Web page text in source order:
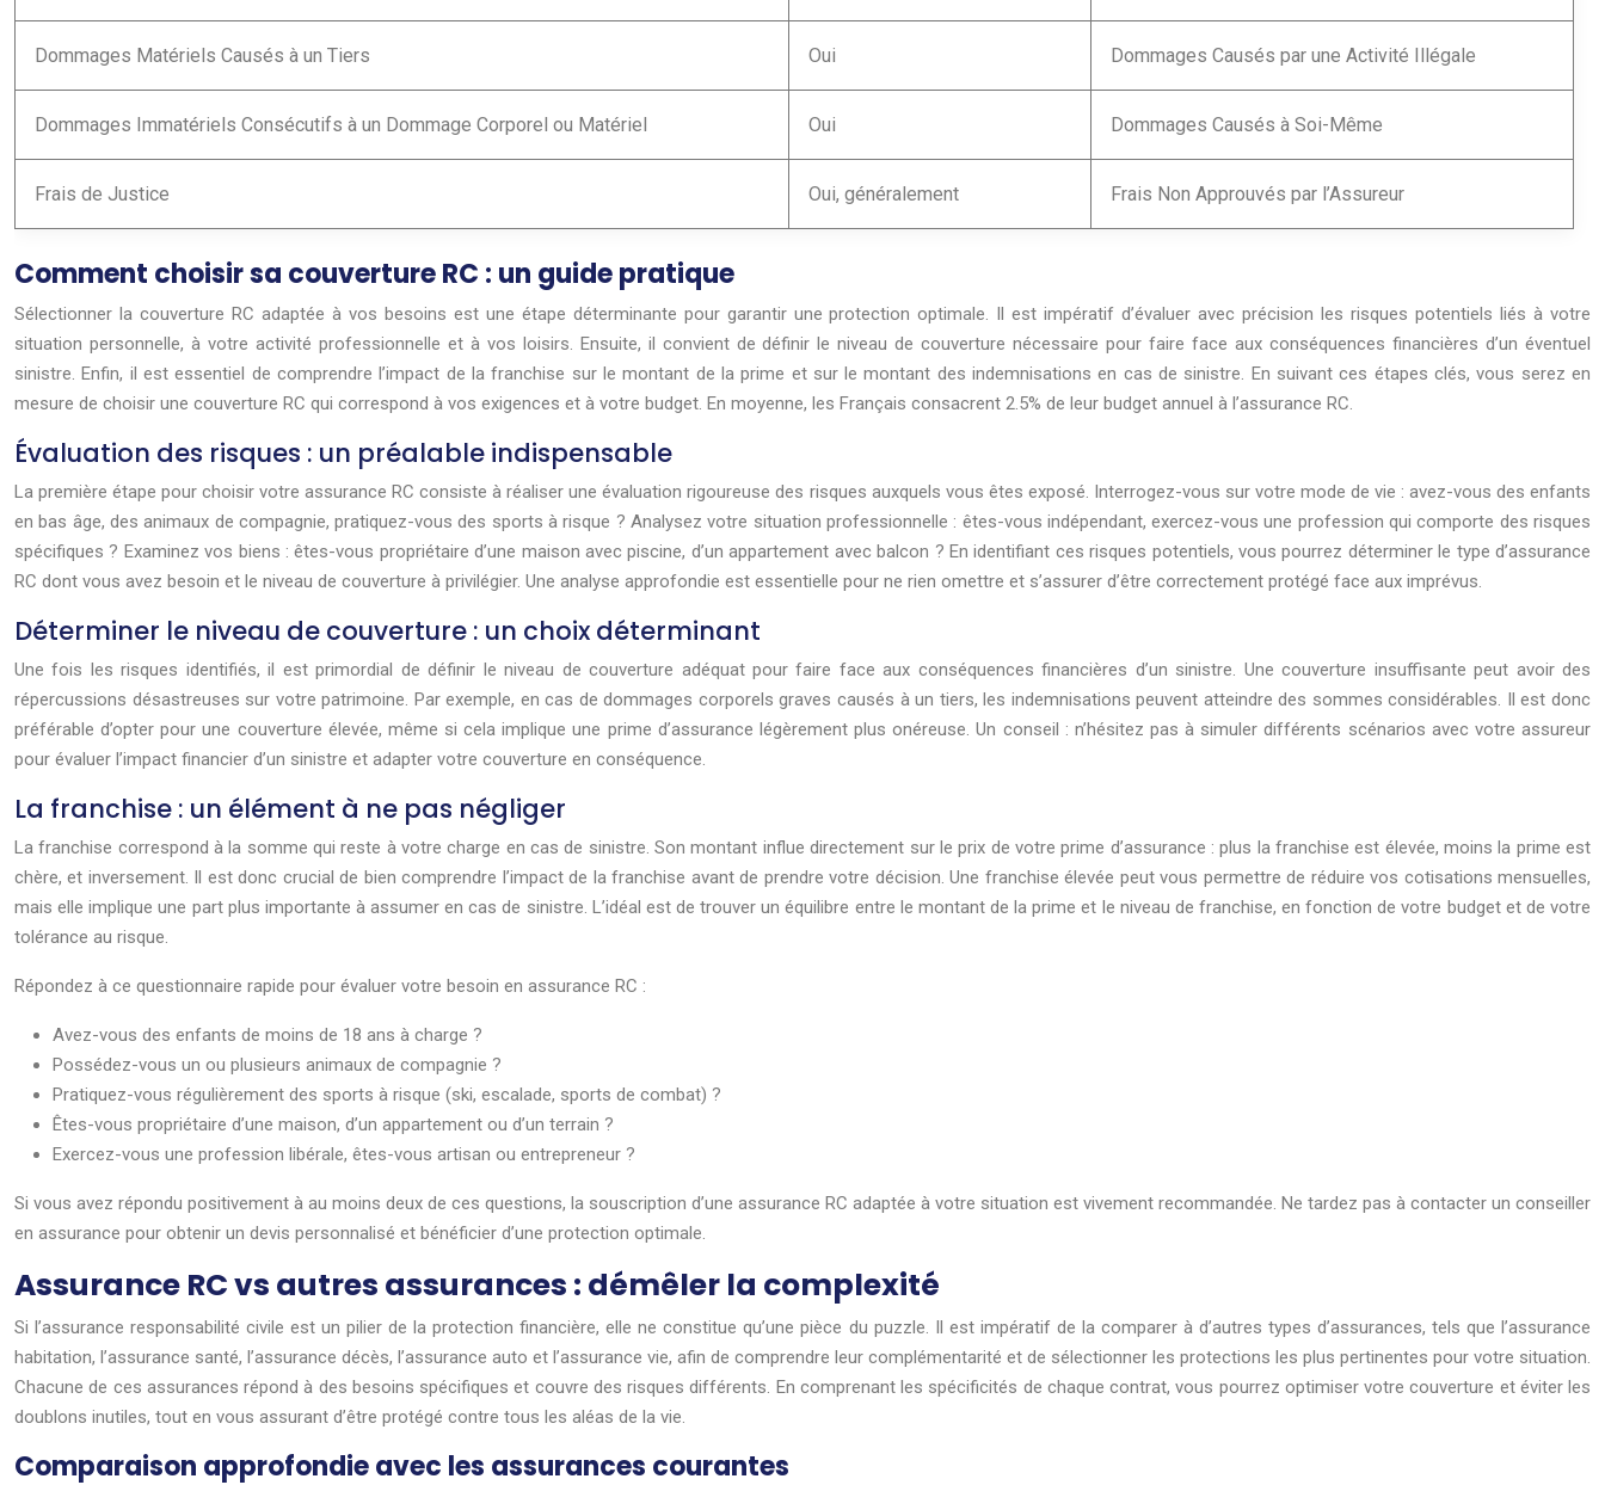
Dommages Matériels Causés à un Tiers Oui Dommages Causés par une Activité Illégale
Dommages Immatériels Consécutifs à un Dommage Corporel ou Matériel Oui Dommages Causés à Soi-Même
Frais de Justice Oui, généralement Frais Non Approuvés par l’Assureur
Comment choisir sa couverture RC : un guide pratique
Sélectionner la couverture RC adaptée à vos besoins est une étape déterminante pour garantir une protection optimale. Il est impératif d’évaluer avec précision les risques potentiels liés à votre
situation personnelle, à votre activité professionnelle et à vos loisirs. Ensuite, il convient de définir le niveau de couverture nécessaire pour faire face aux conséquences financières d’un éventuel
sinistre. Enfin, il est essentiel de comprendre l’impact de la franchise sur le montant de la prime et sur le montant des indemnisations en cas de sinistre. En suivant ces étapes clés, vous serez en
mesure de choisir une couverture RC qui correspond à vos exigences et à votre budget. En moyenne, les Français consacrent 2.5% de leur budget annuel à l’assurance RC.
Évaluation des risques : un préalable indispensable
La première étape pour choisir votre assurance RC consiste à réaliser une évaluation rigoureuse des risques auxquels vous êtes exposé. Interrogez-vous sur votre mode de vie : avez-vous des enfants
en bas âge, des animaux de compagnie, pratiquez-vous des sports à risque ? Analysez votre situation professionnelle : êtes-vous indépendant, exercez-vous une profession qui comporte des risques
spécifiques ? Examinez vos biens : êtes-vous propriétaire d’une maison avec piscine, d’un appartement avec balcon ? En identifiant ces risques potentiels, vous pourrez déterminer le type d’assurance
RC dont vous avez besoin et le niveau de couverture à privilégier. Une analyse approfondie est essentielle pour ne rien omettre et s’assurer d’être correctement protégé face aux imprévus.
Déterminer le niveau de couverture : un choix déterminant
Une fois les risques identifiés, il est primordial de définir le niveau de couverture adéquat pour faire face aux conséquences financières d’un sinistre. Une couverture insuffisante peut avoir des
répercussions désastreuses sur votre patrimoine. Par exemple, en cas de dommages corporels graves causés à un tiers, les indemnisations peuvent atteindre des sommes considérables. Il est donc
préférable d’opter pour une couverture élevée, même si cela implique une prime d’assurance légèrement plus onéreuse. Un conseil : n’hésitez pas à simuler différents scénarios avec votre assureur
pour évaluer l’impact financier d’un sinistre et adapter votre couverture en conséquence.
La franchise : un élément à ne pas négliger
La franchise correspond à la somme qui reste à votre charge en cas de sinistre. Son montant influe directement sur le prix de votre prime d’assurance : plus la franchise est élevée, moins la prime est
chère, et inversement. Il est donc crucial de bien comprendre l’impact de la franchise avant de prendre votre décision. Une franchise élevée peut vous permettre de réduire vos cotisations mensuelles,
mais elle implique une part plus importante à assumer en cas de sinistre. L’idéal est de trouver un équilibre entre le montant de la prime et le niveau de franchise, en fonction de votre budget et de votre
tolérance au risque.
Répondez à ce questionnaire rapide pour évaluer votre besoin en assurance RC :
Avez-vous des enfants de moins de 18 ans à charge ?
Possédez-vous un ou plusieurs animaux de compagnie ?
Pratiquez-vous régulièrement des sports à risque (ski, escalade, sports de combat) ?
Êtes-vous propriétaire d’une maison, d’un appartement ou d’un terrain ?
Exercez-vous une profession libérale, êtes-vous artisan ou entrepreneur ?
Si vous avez répondu positivement à au moins deux de ces questions, la souscription d’une assurance RC adaptée à votre situation est vivement recommandée. Ne tardez pas à contacter un conseiller
en assurance pour obtenir un devis personnalisé et bénéficier d’une protection optimale.
Assurance RC vs autres assurances : démêler la complexité
Si l’assurance responsabilité civile est un pilier de la protection financière, elle ne constitue qu’une pièce du puzzle. Il est impératif de la comparer à d’autres types d’assurances, tels que l’assurance
habitation, l’assurance santé, l’assurance décès, l’assurance auto et l’assurance vie, afin de comprendre leur complémentarité et de sélectionner les protections les plus pertinentes pour votre situation.
Chacune de ces assurances répond à des besoins spécifiques et couvre des risques différents. En comprenant les spécificités de chaque contrat, vous pourrez optimiser votre couverture et éviter les
doublons inutiles, tout en vous assurant d’être protégé contre tous les aléas de la vie.
Comparaison approfondie avec les assurances courantes